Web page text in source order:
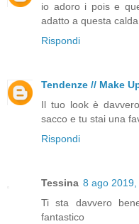
io adoro i pois e
adatto a questa
Rispondi
Tendenze // Make
Il tuo look è
sacco e tu stai una
Rispondi
Tessina 8 ago
Ti sta davvero
fantastico